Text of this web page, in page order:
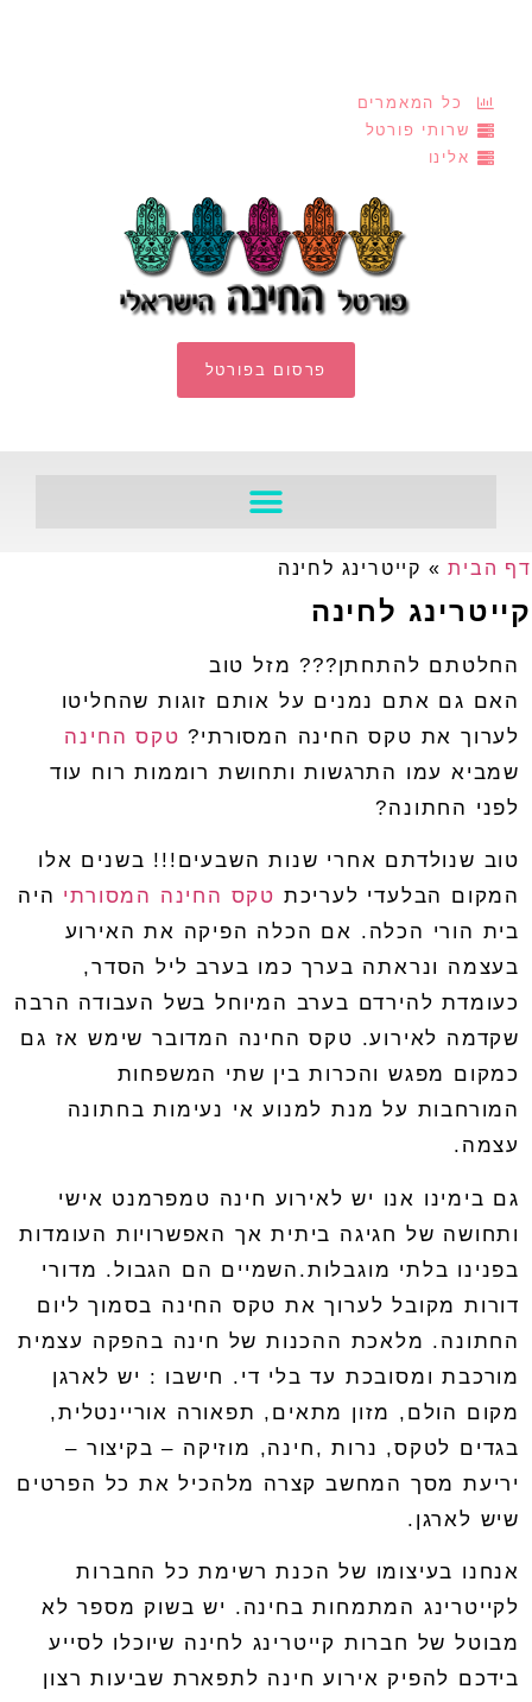
כל המאמרים
שרותי פורטל
אלינו
פרסום בפורטל
דף הבית» קייטרינג לחינה
קייטרינג לחינה
החלטתם להתחתן??? מזל טוב
האם גם אתם נמנים על אותם זוגות שהחליטו
לערוך את טקס החינה המסורתי? טקס החינה
שמביא עמו התרגשות ותחושת רוממות רוח עוד
לפני החתונה?
טוב שנולדתם אחרי שנות השבעים!!! בשנים אלו
המקום הבלעדי לעריכת טקס החינה המסורתי היה
בית הורי הכלה . אם הכלה הפיקה את האירוע
בעצמה ונראתה בערך כמו בערב ליל הסדר,
כעומדת להירדם בערב המיוחל בשל העבודה הרבה
שקדמה לאירוע. טקס החינה המדובר שימש אז גם
כמקום מפגש והכרות בין שתי המשפחות
המורחבות על מנת למנוע אי נעימות בחתונה
עצמה .
גם בימינו אנו יש לאירוע חינה טמפרמנט אישי
ותחושה של חגיגה ביתית אך האפשרויות העומדות
בפנינו בלתי מוגבלות. השמיים הם הגבול. מדורי
דורות מקובל לערוך את טקס החינה בסמוך ליום
החתונה . מלאכת ההכנות של חינה בהפקה עצמית
מורכבת ומסובכת עד בלי די . חישבו : יש לארגן
מקום הולם , מזון מתאים , תפאורה אוריינטלית,
בגדים לטקס, נרות , חינה, מוזיקה – בקיצור –
יריעת מסך המחשב קצרה מלהכיל את כל הפרטים
שיש לארגן .
אנחנו בעיצומו של הכנת רשימת כל החברות
לקייטרינג המתמחות בחינה . יש בשוק מספר לא
מבוטל של חברות קייטרינג לחינה שיוכלו לסייע
בידכם להפיק אירוע חינה לתפארת שביעות רצון